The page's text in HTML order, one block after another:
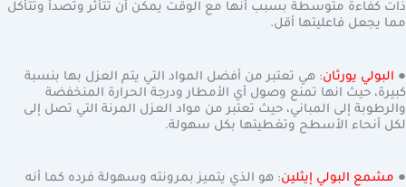
ذات كفاءة متوسطة بسبب أنها مع الوقت يمكن أن تتأثر وتصدأ وتتأكل
مما يجعل فاعليتها أقل.
● البولي يورثان: هي تعتبر من أفضل المواد التي يتم العزل بها بنسبة
كبيرة، حيث انها تمنع وصول أي الأمطار ودرجة الحرارة المنخفضة
والرطوبة إلى المباني، حيث تعتبر من مواد العزل المرنة التي تصل إلى
لكل أنحاء الأسطح وتغطيتها بكل سهولة.
● مشمع البولي إيثلين: هو الذي يتميز بمرونته وسهولة فرده كما أنه